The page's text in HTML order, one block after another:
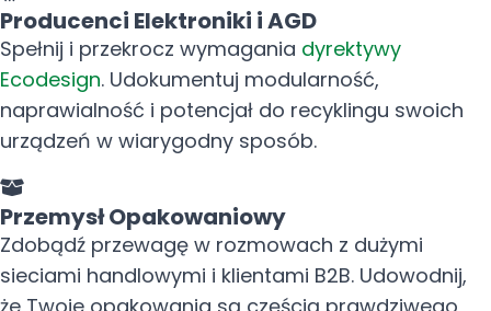
Producenci Elektroniki i AGD
Spełnij i przekrocz wymagania dyrektywy
Ecodesign. Udokumentuj modularność,
naprawialność i potencjał do recyklingu swoich
urządzeń w wiarygodny sposób.
Przemysł Opakowaniowy
Zdobądź przewagę w rozmowach z dużymi
sieciami handlowymi i klientami B2B. Udowodnij,